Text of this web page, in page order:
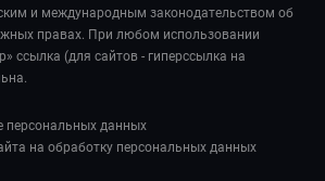
и международным законодательством об
правах. При любом использовании
ссылка (для сайтов - гиперссылка на
персональных данных
на обработку персональных данных